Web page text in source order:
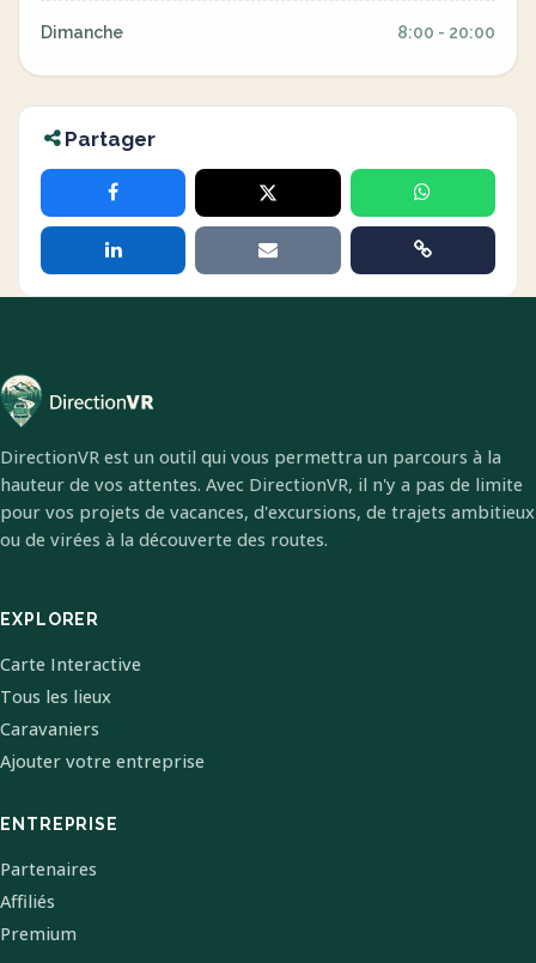
Dimanche 8:00 - 20:00
Partager
DirectionVR est un outil qui vous permettra un parcours à la
hauteur de vos attentes. Avec DirectionVR, il n'y a pas de limite
pour vos projets de vacances, d'excursions, de trajets ambitieux
ou de virées à la découverte des routes.
EXPLORER
Carte Interactive
Tous les lieux
Caravaniers
Ajouter votre entreprise
ENTREPRISE
Partenaires
Affiliés
Premium